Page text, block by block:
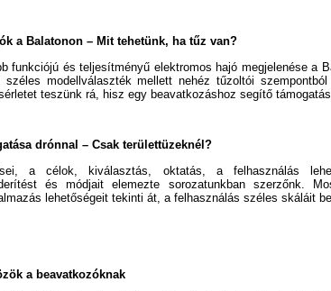
a Balatonon – Mit tehetünk, ha tűz van?
funkciójú és teljesítményű elektromos hajó megjelenése a
modellválaszték mellett nehéz tűzoltói
teszünk rá, hisz egy beavatkozáshoz segítő
drónnal – Csak területtüzeknél?
a célok, kiválasztás, oktatás, a felhasználás
és módjait elemezte sorozatunkban szerzőnk.
lehetőségeit tekinti át, a felhasználás széles skáláit
a beavatkozóknak